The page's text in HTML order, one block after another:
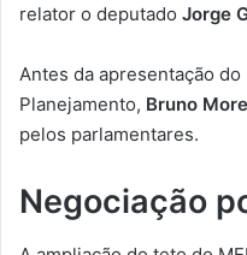
relator o deputado Jorge
Antes da apresentação
Planejamento, Bruno
pelos parlamentares.
Negociação